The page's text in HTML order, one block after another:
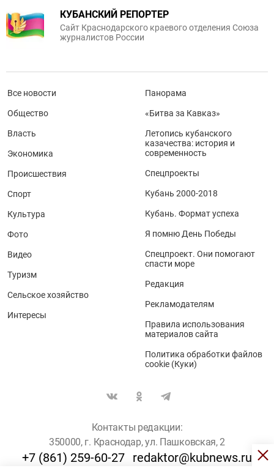
КУБАНСКИЙ РЕПОРТЕР
Сайт Краснодарского краевого отделения Союза
журналистов России
Все новости
Общество
Власть
Экономика
Происшествия
Спорт
Культура
Фото
Видео
Туризм
Сельское хозяйство
Интересы
Панорама
«Битва за Кавказ»
Летопись кубанского
казачества: история и
современность
Спецпроекты
Кубань 2000-2018
Кубань. Формат успеха
Я помню День Победы
Спецпроект. Они помогают
спасти море
Редакция
Рекламодателям
Правила использования
материалов сайта
Политика обработки файлов
cookie (Куки)
Контакты редакции:
350000, г. Краснодар, ул. Пашковская, 2
+7 (861) 259-60-27 redaktor@kubnews.ru